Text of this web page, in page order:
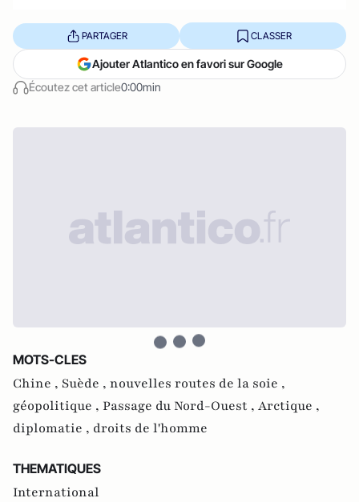
Écoutez cet article0:00min
PARTAGER CLASSER
Ajouter Atlantico en favori sur Google
MOTS-CLES
Chine , Suède , nouvelles routes de la soie ,
géopolitique , Passage du Nord-Ouest , Arctique ,
diplomatie , droits de l'homme
THEMATIQUES
International